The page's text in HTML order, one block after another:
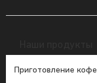
Приготовление кофе